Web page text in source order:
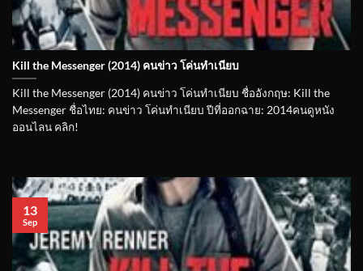
Kill the Messenger (2014) คนข่าว โค่นทำเนียบ
Kill the Messenger (2014) คนข่าว โค่นทำเนียบ ชื่ออังกฤษ: Kill the
Messenger ชื่อไทย: คนข่าว โค่นทำเนียบ ปีที่ออกฉาย: 2014คนดูหนัง
ออนไลน คลิก!
13
Sep